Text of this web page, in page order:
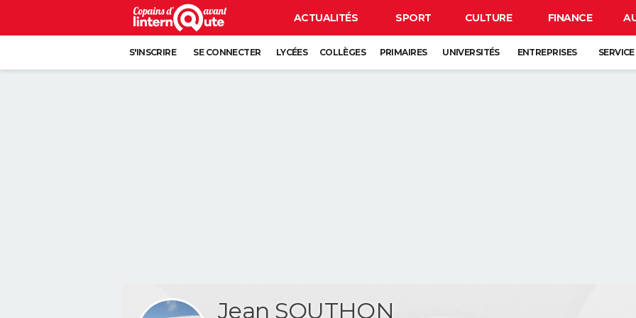
ACTUALITÉS SPORT CULTURE FINANCE
S'INSCRIRE SE CONNECTER LYCÉES COLLÈGES PRIMAIRES UNIVERSITÉS ENTREPRISES
Jean SOUTHON